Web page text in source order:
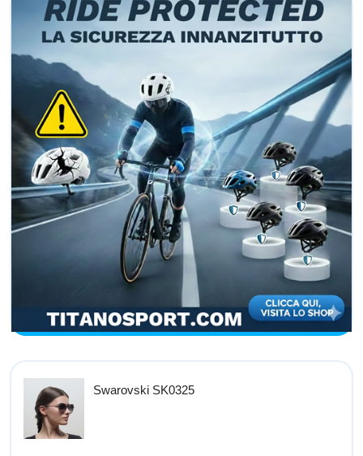
Swarovski SK0325